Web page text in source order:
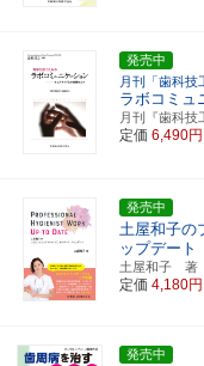
発売中
月刊「歯科
ラボコミュ
月刊『歯科
定価 6,490円
発売中
土屋和子の
ップデート
土屋和子 著
定価 4,180円
発売中